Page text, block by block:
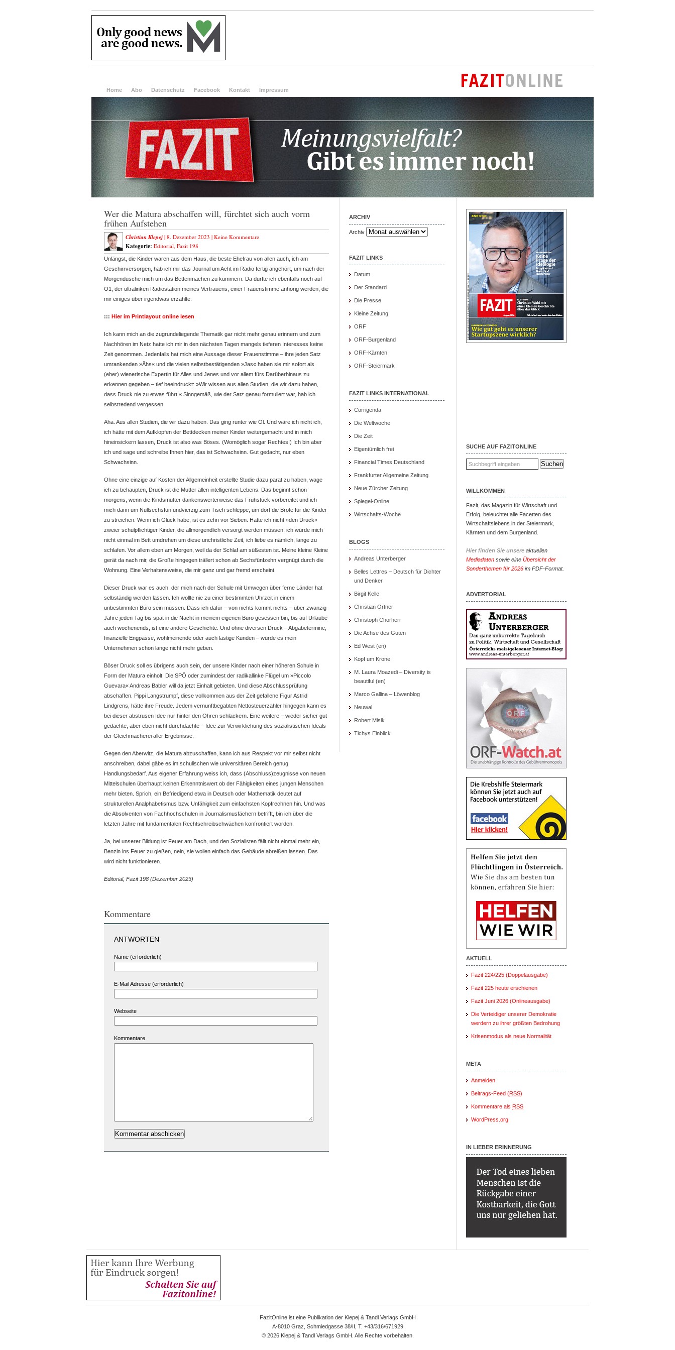
Home Abo Datenschutz Facebook Kontakt Impressum
Wer die Matura abschaffen will, fürchtet sich auch vorm
frühen Aufstehen
Christian Klepej | 8. Dezember 2023 | Keine Kommentare
Kategorie: Editorial, Fazit 198
Unlängst, die Kinder waren aus dem Haus, die beste Ehefrau von allen auch, ich am
Geschirrversorgen, hab ich mir das Journal um Acht im Radio fertig angehört, um nach der
Morgendusche mich um das Bettenmachen zu kümmern. Da durfte ich ebenfalls noch auf
Ö1, der ultralinken Radiostation meines Vertrauens, einer Frauenstimme anhörig werden, die
mir einiges über irgendwas erzählte.
::: Hier im Printlayout online lesen
Ich kann mich an die zugrundeliegende Thematik gar nicht mehr genau erinnern und zum
Nachhören im Netz hatte ich mir in den nächsten Tagen mangels tieferen Interesses keine
Zeit genommen. Jedenfalls hat mich eine Aussage dieser Frauenstimme – ihre jeden Satz
umrankenden »Ähs« und die vielen selbstbestätigenden »Jas« haben sie mir sofort als
(eher) wienerische Expertin für Alles und Jenes und vor allem fürs Darüberhinaus zu
erkennen gegeben – tief beeindruckt: »Wir wissen aus allen Studien, die wir dazu haben,
dass Druck nie zu etwas führt.« Sinngemäß, wie der Satz genau formuliert war, hab ich
selbstredend vergessen.
Aha. Aus allen Studien, die wir dazu haben. Das ging runter wie Öl. Und wäre ich nicht ich,
ich hätte mit dem Aufklopfen der Bettdecken meiner Kinder weitergemacht und in mich
hineinsickern lassen, Druck ist also was Böses. (Womöglich sogar Rechtes!) Ich bin aber
ich und sage und schreibe Ihnen hier, das ist Schwachsinn. Gut gedacht, nur eben
Schwachsinn.
Ohne eine einzige auf Kosten der Allgemeinheit erstellte Studie dazu parat zu haben, wage
ich zu behaupten, Druck ist die Mutter allen intelligenten Lebens. Das beginnt schon
morgens, wenn die Kindsmutter dankenswerterweise das Frühstück vorbereitet und ich
mich dann um Nullsechsfünfundvierzig zum Tisch schleppe, um dort die Brote für die Kinder
zu streichen. Wenn ich Glück habe, ist es zehn vor Sieben. Hätte ich nicht »den Druck«
zweier schulpflichtiger Kinder, die allmorgendlich versorgt werden müssen, ich würde mich
nicht einmal im Bett umdrehen um diese unchristliche Zeit, ich liebe es nämlich, lange zu
schlafen. Vor allem eben am Morgen, weil da der Schlaf am süßesten ist. Meine kleine Kleine
gerät da nach mir, die Große hingegen trällert schon ab Sechsfünfzehn vergnügt durch die
Wohnung. Eine Verhaltensweise, die mir ganz und gar fremd erscheint.
Dieser Druck war es auch, der mich nach der Schule mit Umwegen über ferne Länder hat
selbständig werden lassen. Ich wollte nie zu einer bestimmten Uhrzeit in einem
unbestimmten Büro sein müssen. Dass ich dafür – von nichts kommt nichts – über zwanzig
Jahre jeden Tag bis spät in die Nacht in meinem eigenen Büro gesessen bin, bis auf Urlaube
auch wochenends, ist eine andere Geschichte. Und ohne diversen Druck – Abgabetermine,
finanzielle Engpässe, wohlmeinende oder auch lästige Kunden – würde es mein
Unternehmen schon lange nicht mehr geben.
Böser Druck soll es übrigens auch sein, der unsere Kinder nach einer höheren Schule in
Form der Matura einholt. Die SPÖ oder zumindest der radikallinke Flügel um »Piccolo
Guevara« Andreas Babler will da jetzt Einhalt gebieten. Und diese Abschlussprüfung
abschaffen. Pippi Langstrumpf, diese vollkommen aus der Zeit gefallene Figur Astrid
Lindgrens, hätte ihre Freude. Jedem vernunftbegabten Nettosteuerzahler hingegen kann es
bei dieser abstrusen Idee nur hinter den Ohren schlackern. Eine weitere – wieder sicher gut
gedachte, aber eben nicht durchdachte – Idee zur Verwirklichung des sozialistischen Ideals
der Gleichmacherei aller Ergebnisse.
Gegen den Aberwitz, die Matura abzuschaffen, kann ich aus Respekt vor mir selbst nicht
anschreiben, dabei gäbe es im schulischen wie universitären Bereich genug
Handlungsbedarf. Aus eigener Erfahrung weiss ich, dass (Abschluss)zeugnisse von neuen
Mittelschulen überhaupt keinen Erkenntniswert ob der Fähigkeiten eines jungen Menschen
mehr bieten. Sprich, ein Befriedigend etwa in Deutsch oder Mathematik deutet auf
strukturellen Analphabetismus bzw. Unfähigkeit zum einfachsten Kopfrechnen hin. Und was
die Absolventen von Fachhochschulen in Journalismusfächern betrifft, bin ich über die
letzten Jahre mit fundamentalen Rechtschreibschwächen konfrontiert worden.
Ja, bei unserer Bildung ist Feuer am Dach, und den Sozialisten fällt nicht einmal mehr ein,
Benzin ins Feuer zu gießen, nein, sie wollen einfach das Gebäude abreißen lassen. Das
wird nicht funktionieren.
Editorial, Fazit 198 (Dezember 2023)
Kommentare
ANTWORTEN
Name (erforderlich)
E-Mail Adresse (erforderlich)
Webseite
Kommentare
ARCHIV
Archiv
FAZIT LINKS
Datum
Der Standard
Die Presse
Kleine Zeitung
ORF
ORF-Burgenland
ORF-Kärnten
ORF-Steiermark
FAZIT LINKS INTERNATIONAL
Corrigenda
Die Weltwoche
Die Zeit
Eigentümlich frei
Financial Times Deutschland
Frankfurter Allgemeine Zeitung
Neue Zürcher Zeitung
Spiegel-Online
Wirtschafts-Woche
BLOGS
Andreas Unterberger
Belles Lettres – Deutsch für Dichter
und Denker
Birgit Kelle
Christian Ortner
Christoph Chorherr
Die Achse des Guten
Ed West (en)
Kopf um Krone
M. Laura Moazedi – Diversity is
beautiful (en)
Marco Gallina – Löwenblog
Neuwal
Robert Misik
Tichys Einblick
SUCHE AUF FAZITONLINE
WILLKOMMEN
Fazit, das Magazin für Wirtschaft und
Erfolg, beleuchtet alle Facetten des
Wirtschaftslebens in der Steiermark,
Kärnten und dem Burgenland.
Hier finden Sie unsere aktuellen
Mediadaten sowie eine Übersicht der
Sonderthemen für 2026 im PDF-Format.
ADVERTORIAL
AKTUELL
Fazit 224/225 (Doppelausgabe)
Fazit 225 heute erschienen
Fazit Juni 2026 (Onlineausgabe)
Die Verteidiger unserer Demokratie
werdern zu ihrer größten Bedrohung
Krisenmodus als neue Normalität
META
Anmelden
Beitrags-Feed (RSS)
Kommentare als RSS
WordPress.org
IN LIEBER ERINNERUNG
FazitOnline ist eine Publikation der Klepej & Tandl Verlags GmbH
A-8010 Graz, Schmiedgasse 38/II, T. +43/316/671929
© 2026 Klepej & Tandl Verlags GmbH. Alle Rechte vorbehalten.